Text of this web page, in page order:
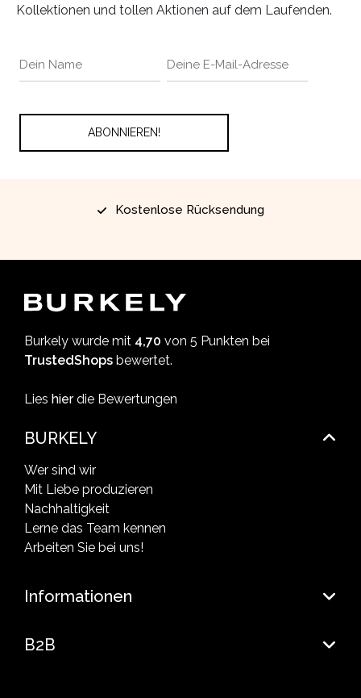
Kollektionen und tollen Aktionen auf dem Laufenden.
Kostenlose Rücksendung
Burkely wurde mit 4,70 von 5 Punkten bei
TrustedShops bewertet.
Lies hierdie Bewertungen
BURKELY
Wer sind wir
Mit Liebe produzieren
Nachhaltigkeit
Lerne das Team kennen
Arbeiten Sie bei uns!
Informationen
B2B